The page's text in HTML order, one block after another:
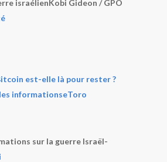
israélienKobi Gideon / GPO
est-elle là pour rester ?
informationseToro
sur la guerre Israël-